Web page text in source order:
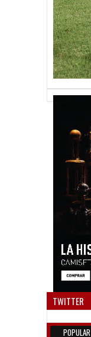
TWITTER
POPULAR